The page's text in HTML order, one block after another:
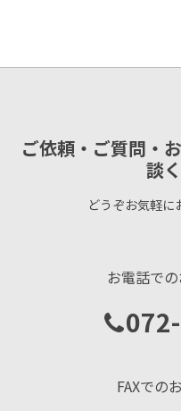
ご依頼・ご質問・
談
どうぞお気軽に
お電話で
FAXでの